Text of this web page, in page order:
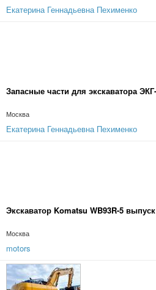
Екатерина Геннадьевна Пехименко
Запасные части для экскаватора
Москва
Екатерина Геннадьевна Пехименко
Экскаватор Komatsu WB93R-5
Москва
motors